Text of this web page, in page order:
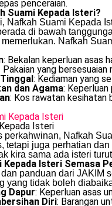
penceraian.
Suami Kepada Isteri?
Nafkah Suami Kepada
di bawah
Nafkah
: Bekalan keperluan asas
Pakaian yang
: Kediaman yang
dan Agama:
: Kos rawatan kesihatan
Isteri
perkahwinan, Nafkah
tetapi juga perhatian
kira sama ada isteri
Kepada Isteri Semasa
panduan dari JAKIM
yang tidak boleh
Dapur: Keperluan asas
Diri: Barangan